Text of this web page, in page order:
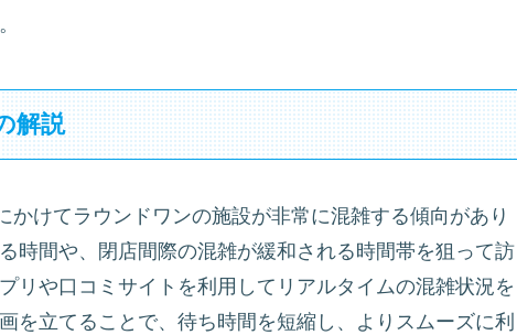
解説
かけてラウンドワンの施設が非常に混雑する傾向があり
時間や、閉店間際の混雑が緩和される時間帯を狙って訪
リや口コミサイトを利用してリアルタイムの混雑状況を
を立てることで、待ち時間を短縮し、よりスムーズに利